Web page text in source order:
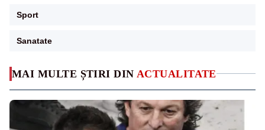
MAI MULTE ȘTIRI DIN ACTUALITATE
Sport
Sanatate